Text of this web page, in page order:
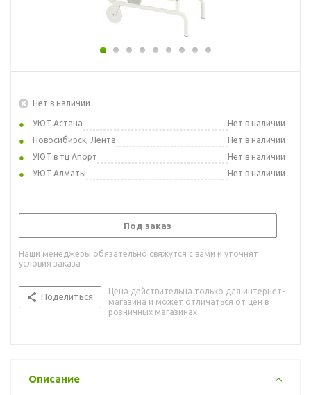
Нет в наличии
УЮТ Астана
Нет в наличии
Новосибирск, Лента
Нет в наличии
УЮТ в тц Апорт
Нет в наличии
УЮТ Алматы
Нет в наличии
Под заказ
Наши менеджеры обязательно свяжутся с вами и уточнят
условия заказа
Поделиться
Цена действительна только для интернет-
магазина и может отличаться от цен в
розничных магазинах
Описание